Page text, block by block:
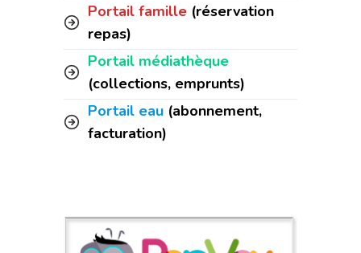
Portail famille (réservation
repas)
Portail médiathèque
(collections, emprunts)
Portail eau (abonnement,
facturation)